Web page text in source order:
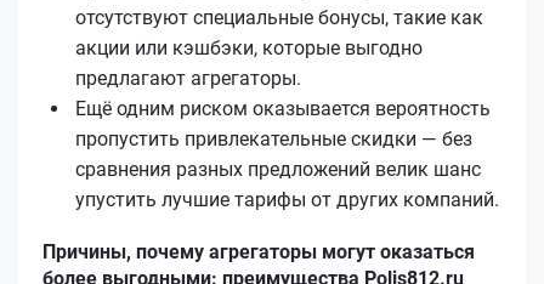
отсутствуют специальные бонусы, такие как
акции или кэшбэки, которые выгодно
предлагают агрегаторы.
Ещё одним риском оказывается вероятность
пропустить привлекательные скидки — без
сравнения разных предложений велик шанс
упустить лучшие тарифы от других компаний.
Причины, почему агрегаторы могут оказаться
более выгодными: преимущества Polis812.ru